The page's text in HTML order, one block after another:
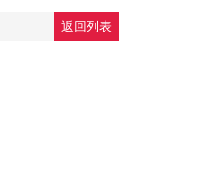
返回列表